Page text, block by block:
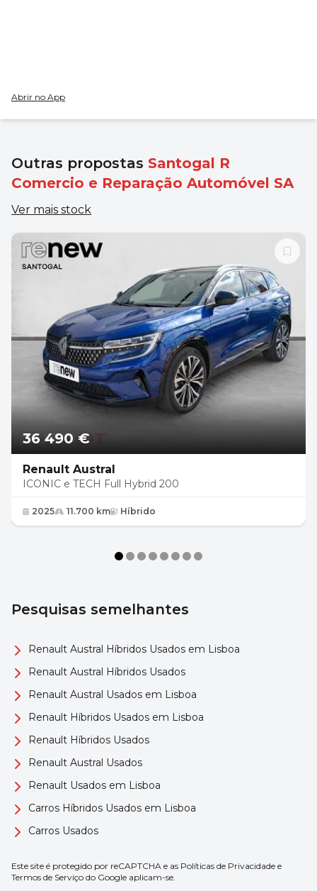
Abrir no App
Outras propostas Santogal R
Comercio e Reparação Automóvel SA
Ver mais stock
36 490 €
Renault Austral
ICONIC e TECH Full Hybrid 200
2025 11.700 km Híbrido
Pesquisas semelhantes
Renault Austral Híbridos Usados em Lisboa
Renault Austral Híbridos Usados
Renault Austral Usados em Lisboa
Renault Híbridos Usados em Lisboa
Renault Híbridos Usados
Renault Austral Usados
Renault Usados em Lisboa
Carros Híbridos Usados em Lisboa
Carros Usados
Este site é protegido por reCAPTCHA e as Políticas de Privacidade e
Termos de Serviço do Google aplicam-se.